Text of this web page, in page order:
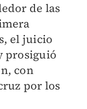
de las
el juicio
prosiguió
con
por los